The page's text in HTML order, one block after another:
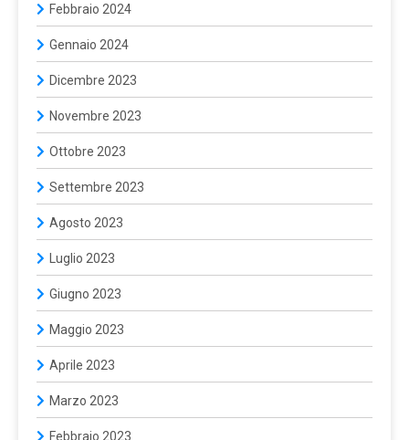
Febbraio 2024
Gennaio 2024
Dicembre 2023
Novembre 2023
Ottobre 2023
Settembre 2023
Agosto 2023
Luglio 2023
Giugno 2023
Maggio 2023
Aprile 2023
Marzo 2023
Febbraio 2023